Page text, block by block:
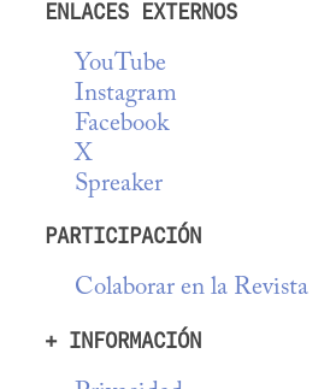
ENLACES EXTERNOS
YouTube
Instagram
Facebook
X
Spreaker
PARTICIPACIÓN
Colaborar en la Revista
+ INFORMACIÓN